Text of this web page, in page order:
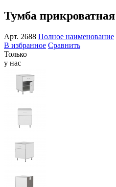
Тумба
Арт. 2688 Полное наименование
В избранное Сравнить
Только
у нас